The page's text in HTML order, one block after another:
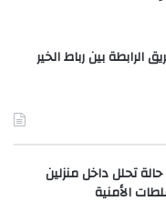
بين رباط الخير
تحلل داخل منزلين
الأمنية